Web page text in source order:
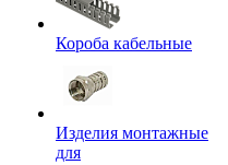
Короба кабельные
Изделия монтажные
для